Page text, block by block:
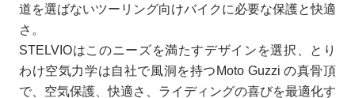
道を選ばないツーリング向けバイクに必要な保護と快適
さ。
STELVIOはこのニーズを満たすデザインを選択、とり
わけ空気力学は自社で風洞を持つMoto Guzzi の真骨頂
で、空気保護、快適さ、ライディングの喜びを最適化す